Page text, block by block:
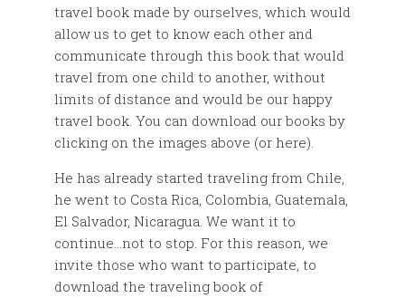
travel book made by ourselves, which would
allow us to get to know each other and
communicate through this book that would
travel from one child to another, without
limits of distance and would be our happy
travel book. You can download our books by
clicking on the images above (or here).
He has already started traveling from Chile,
he went to Costa Rica, Colombia, Guatemala,
El Salvador, Nicaragua. We want it to
continue…not to stop. For this reason, we
invite those who want to participate, to
download the traveling book of